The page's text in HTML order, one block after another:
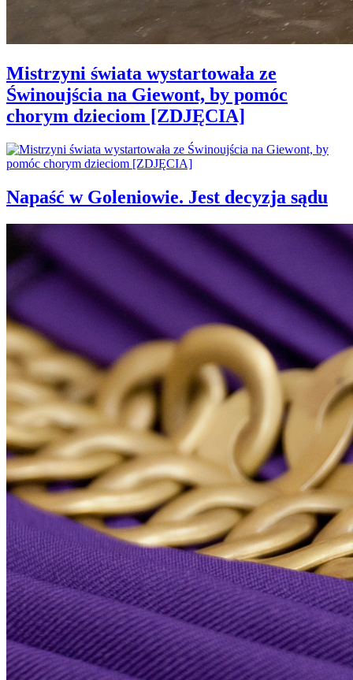
Mistrzyni świata wystartowała ze
Świnoujścia na Giewont, by pomóc
chorym dzieciom [ZDJĘCIA]
Napaść w Goleniowie. Jest decyzja sądu